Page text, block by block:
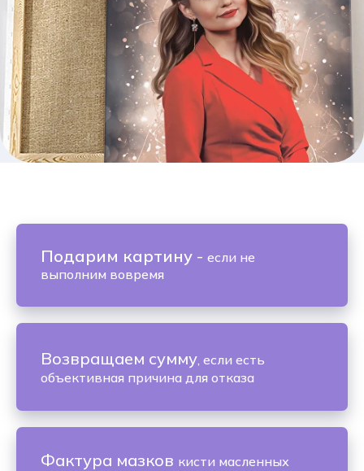
Подарим картину - если не
выполним вовремя
Возвращаем сумму, если есть
объективная причина для отказа
Фактура мазков кисти масленных